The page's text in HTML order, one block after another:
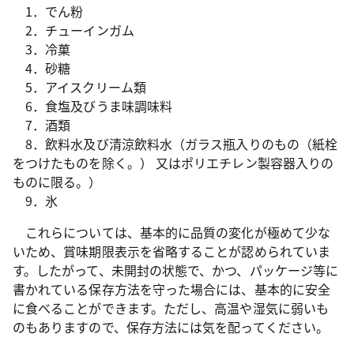
1．でん粉
2．チューインガム
3．冷菓
4．砂糖
5．アイスクリーム類
6．食塩及びうま味調味料
7．酒類
8．飲料水及び清涼飲料水（ガラス瓶入りのもの（紙栓
をつけたものを除く。） 又はポリエチレン製容器入りの
ものに限る。）
9．氷
これらについては、基本的に品質の変化が極めて少な
いため、賞味期限表示を省略することが認められていま
す。したがって、未開封の状態で、かつ、パッケージ等に
書かれている保存方法を守った場合には、基本的に安全
に食べることができます。ただし、高温や湿気に弱いも
のもありますので、保存方法には気を配ってください。